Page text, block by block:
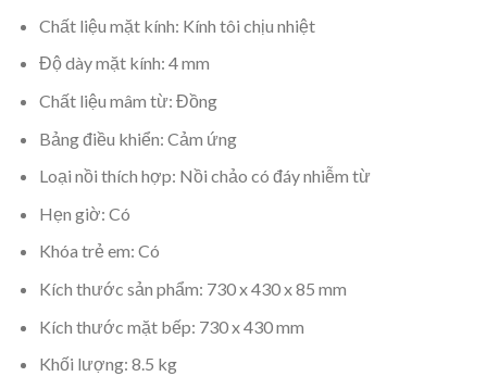
Chất liệu mặt kính: Kính tôi chịu nhiệt
Độ dày mặt kính: 4 mm
Chất liệu mâm từ: Đồng
Bảng điều khiển: Cảm ứng
Loại nồi thích hợp: Nồi chảo có đáy nhiễm từ
Hẹn giờ: Có
Khóa trẻ em: Có
Kích thước sản phẩm: 730 x 430 x 85 mm
Kích thước mặt bếp: 730 x 430 mm
Khối lượng: 8.5 kg